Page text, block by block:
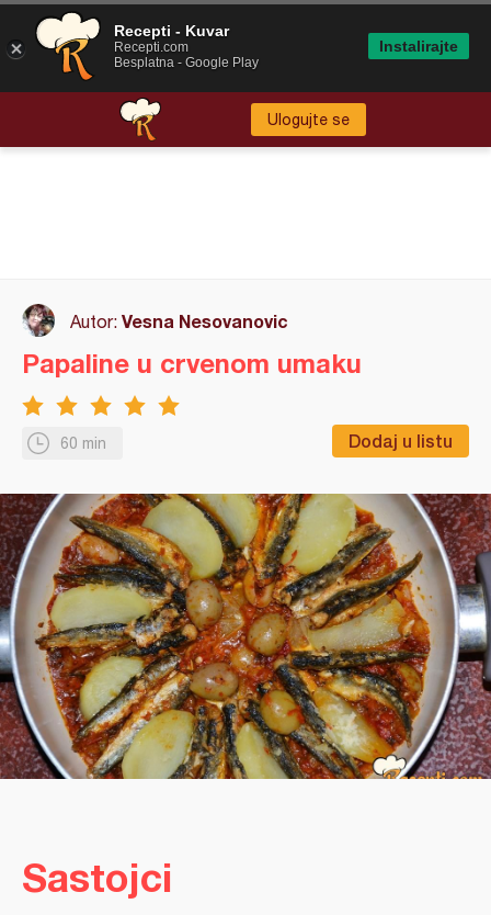
Ulogujte se
Autor: Vesna Nesovanovic
60 min Dodaj u listu
Papaline u crvenom umaku
Sastojci
Recepti - Kuvar
Recepti.com
Besplatna - Google Play
Instalirajte